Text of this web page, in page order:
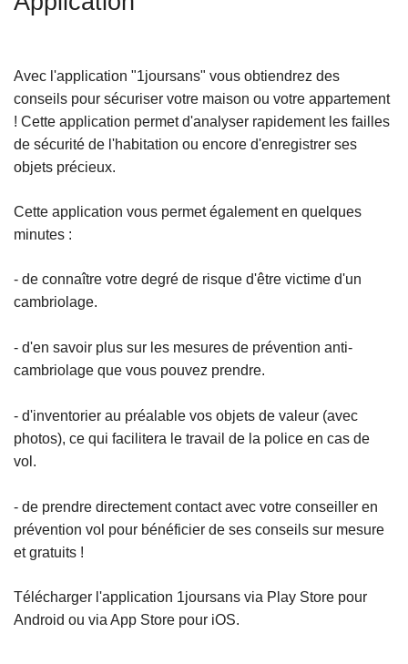
Avec l'application "1joursans" vous obtiendrez des
conseils pour sécuriser votre maison ou votre appartement
! Cette application permet d'analyser rapidement les failles
de sécurité de l'habitation ou encore d'enregistrer ses
objets précieux.
Cette application vous permet également en quelques
minutes :
- de connaître votre degré de risque d'être victime d'un
cambriolage.
- d'en savoir plus sur les mesures de prévention anti-
cambriolage que vous pouvez prendre.
- d'inventorier au préalable vos objets de valeur (avec
photos), ce qui facilitera le travail de la police en cas de
vol.
- de prendre directement contact avec votre conseiller en
prévention vol pour bénéficier de ses conseils sur mesure
et gratuits !
Télécharger l'application 1joursans via Play Store pour
Android ou via App Store pour iOS.